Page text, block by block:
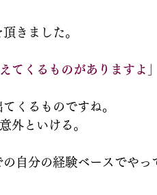
きました。
てくるものがありますよ」
くるものですね。
外といける。
自分の経験ベースでやっ